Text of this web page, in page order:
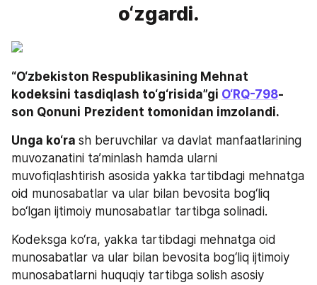
o‘zgardi.
“O‘zbekiston Respublikasining Mehnat
kodeksini tasdiqlash to‘g‘risida”gi O‘RQ-798-
son Qonuni Prezident tomonidan imzolandi.
Unga ko‘ra sh beruvchilar va davlat manfaatlarining
muvozanatini ta’minlash hamda ularni
muvofiqlashtirish asosida yakka tartibdagi mehnatga
oid munosabatlar va ular bilan bevosita bog‘liq
bo‘lgan ijtimoiy munosabatlar tartibga solinadi.
Kodeksga ko‘ra, yakka tartibdagi mehnatga oid
munosabatlar va ular bilan bevosita bog‘liq ijtimoiy
munosabatlarni huquqiy tartibga solish asosiy